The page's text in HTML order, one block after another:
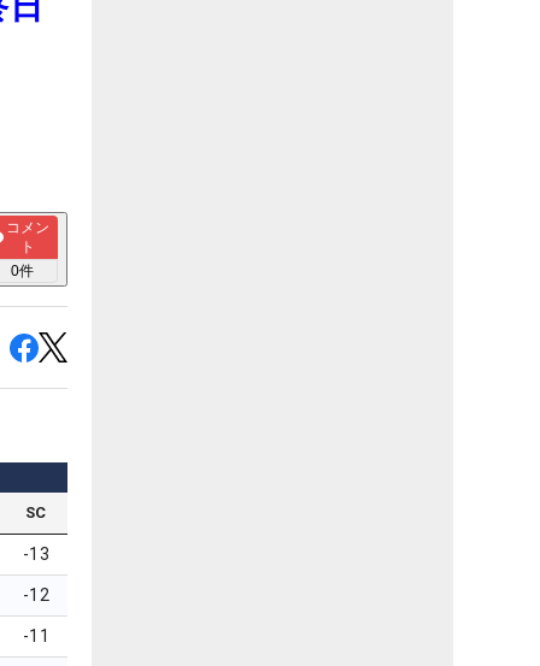
コメン
ト
0件
SC
-13
-12
-11